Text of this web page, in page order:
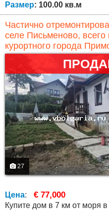
Размер: 100.00 кв.м
Частично
селе Письменово,
курортного города
27
Цена: € 77,000
Купите дом в 7 км от моря в